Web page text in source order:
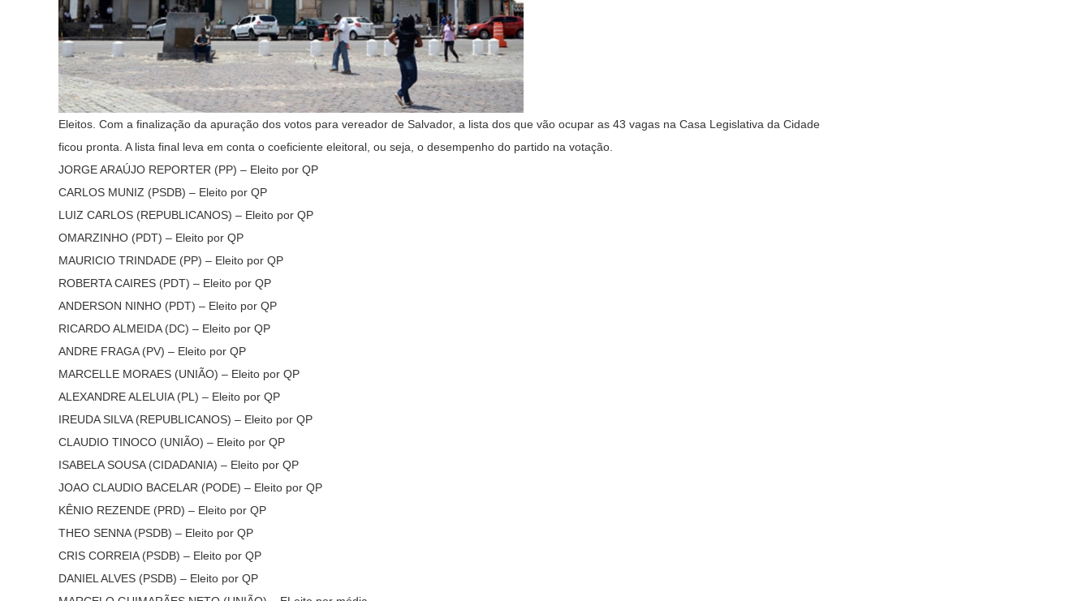
Eleitos. Com a finalização da apuração dos votos para vereador de Salvador, a lista dos que vão ocupar as 43 vagas na Casa Legislativa da Cidade
ficou pronta. A lista final leva em conta o coeficiente eleitoral, ou seja, o desempenho do partido na votação.
JORGE ARAÚJO REPORTER (PP) – Eleito por QP
CARLOS MUNIZ (PSDB) – Eleito por QP
LUIZ CARLOS (REPUBLICANOS) – Eleito por QP
OMARZINHO (PDT) – Eleito por QP
MAURICIO TRINDADE (PP) – Eleito por QP
ROBERTA CAIRES (PDT) – Eleito por QP
ANDERSON NINHO (PDT) – Eleito por QP
RICARDO ALMEIDA (DC) – Eleito por QP
ANDRE FRAGA (PV) – Eleito por QP
MARCELLE MORAES (UNIÃO) – Eleito por QP
ALEXANDRE ALELUIA (PL) – Eleito por QP
IREUDA SILVA (REPUBLICANOS) – Eleito por QP
CLAUDIO TINOCO (UNIÃO) – Eleito por QP
ISABELA SOUSA (CIDADANIA) – Eleito por QP
JOAO CLAUDIO BACELAR (PODE) – Eleito por QP
KÊNIO REZENDE (PRD) – Eleito por QP
THEO SENNA (PSDB) – Eleito por QP
CRIS CORREIA (PSDB) – Eleito por QP
DANIEL ALVES (PSDB) – Eleito por QP